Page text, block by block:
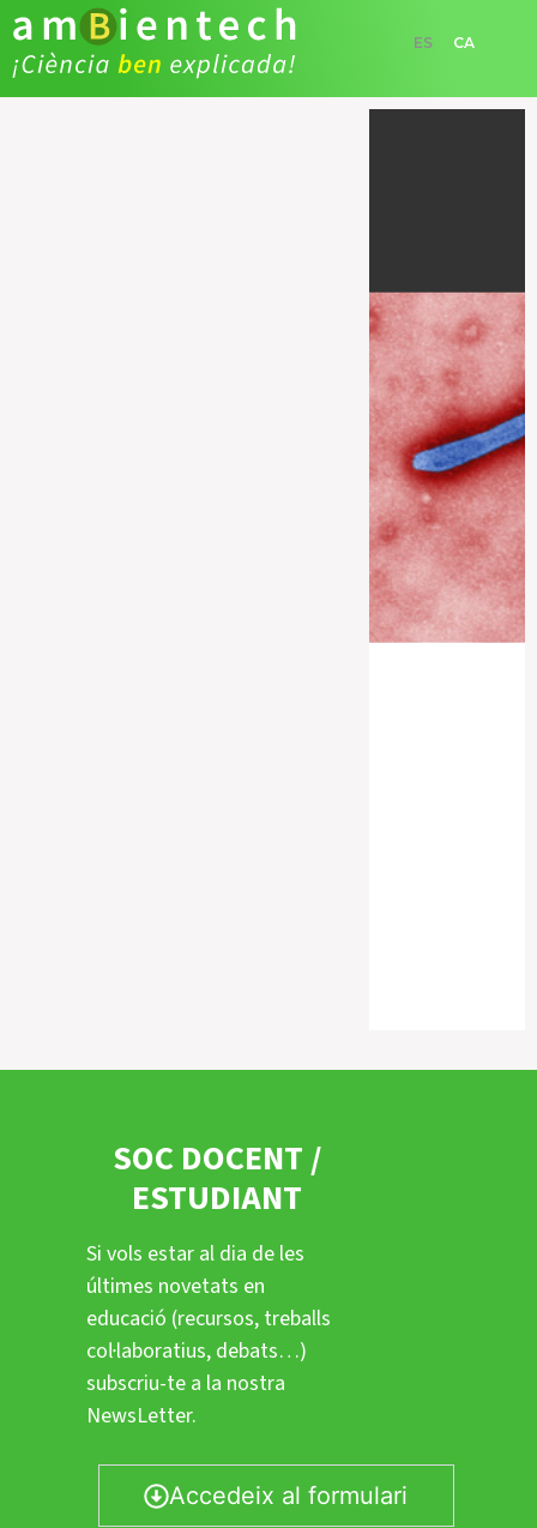
ES CA
SOC DOCENT /
ESTUDIANT
Si vols estar al dia de les
últimes novetats en
educació (recursos, treballs
col·laboratius, debats…)
subscriu-te a la nostra
NewsLetter.
Accedeix al formulari